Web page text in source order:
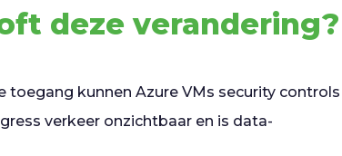
deze verandering?
kunnen Azure VMs security controls
verkeer onzichtbaar en is data-